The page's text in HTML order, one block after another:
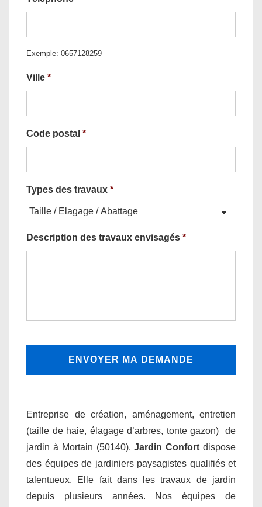
Exemple: 0657128259
Ville *
Code postal *
Types des travaux *
Description des travaux envisagés *
Entreprise de création, aménagement, entretien
(taille de haie, élagage d’arbres, tonte gazon) de
jardin à Mortain (50140).Jardin Confort dispose
des équipes de jardiniers paysagistes qualifiés et
talentueux. Elle fait dans les travaux de jardin
depuis plusieurs années. Nos équipes de